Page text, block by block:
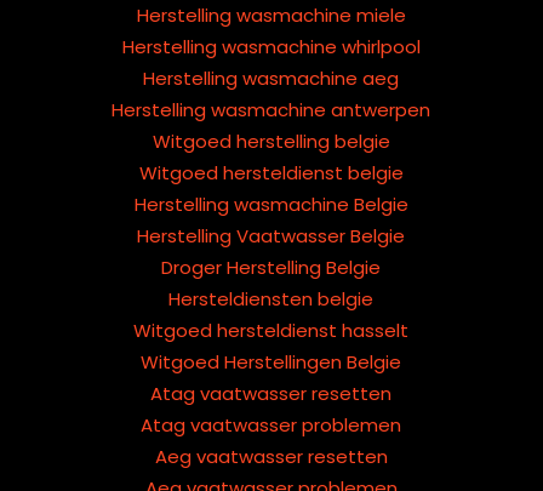
Herstelling wasmachine miele
Herstelling wasmachine whirlpool
Herstelling wasmachine aeg
Herstelling wasmachine antwerpen
Witgoed herstelling belgie
Witgoed hersteldienst belgie
Herstelling wasmachine Belgie
Herstelling Vaatwasser Belgie
Droger Herstelling Belgie
Hersteldiensten belgie
Witgoed hersteldienst hasselt
Witgoed Herstellingen Belgie
Atag vaatwasser resetten
Atag vaatwasser problemen
Aeg vaatwasser resetten